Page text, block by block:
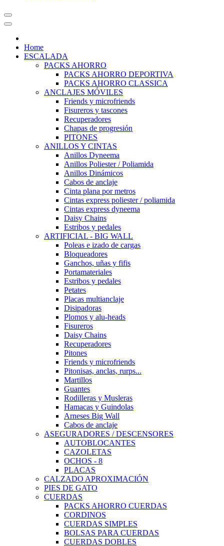
Home
ESCALADA
PACKS AHORRO
PACKS AHORRO DEPORTIVA
PACKS AHORRO CLASSICA
ANCLAJES MÓVILES
Friends y microfriends
Fisureros y tascones
Recuperadores
Chapas de progresión
PITONES
ANILLOS Y CINTAS
Anillos Dyneema
Anillos Poliester / Poliamida
Anillos Dinámicos
Cabos de anclaje
Cinta plana por metros
Cintas express poliester / poliamida
Cintas express dyneema
Daisy Chains
Estribos y pedales
ARTIFICIAL - BIG WALL
Poleas e izado de cargas
Bloqueadores
Ganchos, uñas y fifis
Portamateriales
Estribos y pedales
Petates
Placas multianclaje
Disipadoras
Plomos y alu-heads
Fisureros
Daisy Chains
Recuperadores
Pitones
Friends y microfriends
Pitonisas, anclas, rurps...
Martillos
Guantes
Rodilleras y Musleras
Hamacas y Guindolas
Arneses Big Wall
Cabos de anclaje
ASEGURADORES / DESCENSORES
AUTOBLOCANTES
CAZOLETAS
OCHOS - 8
PLACAS
CALZADO APROXIMACIÓN
PIES DE GATO
CUERDAS
PACKS AHORRO CUERDAS
CORDINOS
CUERDAS SIMPLES
BOLSAS PARA CUERDAS
CUERDAS DOBLES